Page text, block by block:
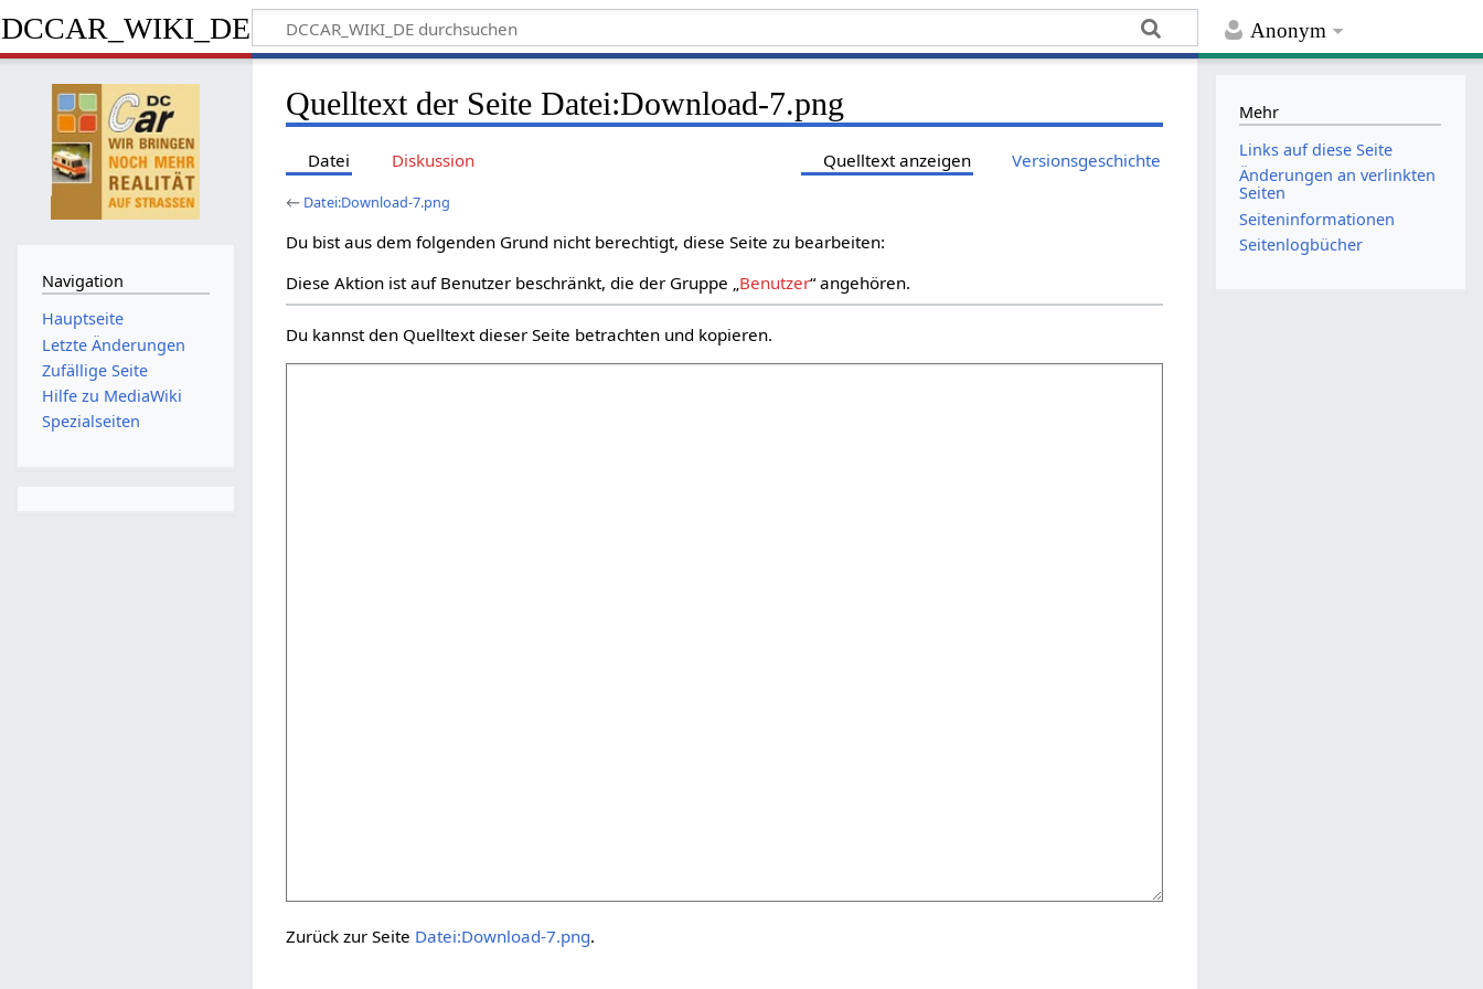
Anonym
DCCAR_WIKI_DE
Quelltext der Seite Datei:Download-7.png
Datei Diskussion Quelltext anzeigen Versionsgeschichte
← Datei:Download-7.png
Du bist aus dem folgenden Grund nicht berechtigt, diese Seite zu bearbeiten:
Diese Aktion ist auf Benutzer beschränkt, die der Gruppe „Benutzer“ angehören.
Du kannst den Quelltext dieser Seite betrachten und kopieren.
Zurück zur Seite Datei:Download-7.png.
Navigation
Hauptseite
Letzte Änderungen
Zufällige Seite
Hilfe zu MediaWiki
Spezialseiten
Mehr
Links auf diese Seite
Änderungen an verlinkten
Seiten
Seiten­­informationen
Seitenlogbücher